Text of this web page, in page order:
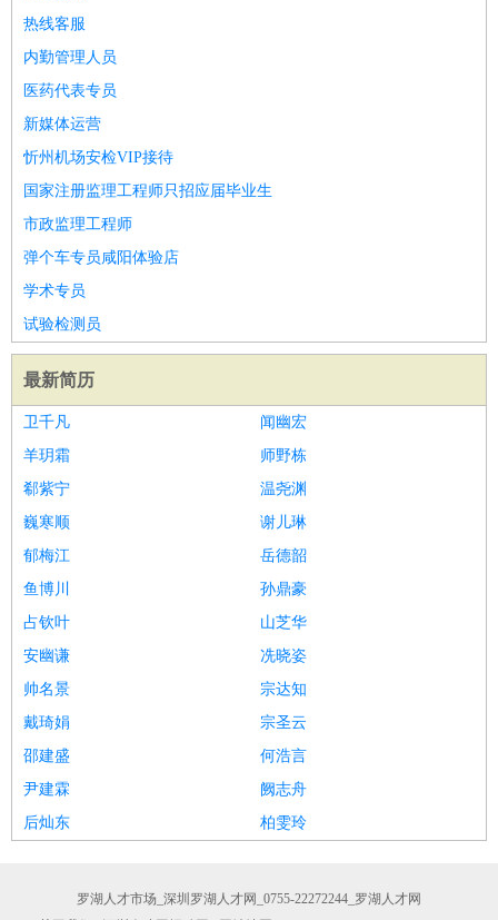
热线客服
内勤管理人员
医药代表专员
新媒体运营
忻州机场安检VIP接待
国家注册监理工程师只招应届毕业生
市政监理工程师
弹个车专员咸阳体验店
学术专员
试验检测员
最新简历
卫千凡
闻幽宏
羊玥霜
师野栋
郗紫宁
温尧渊
巍寒顺
谢儿琳
郁梅江
岳德韶
鱼博川
孙鼎豪
占钦叶
山芝华
安幽谦
冼晓姿
帅名景
宗达知
戴琦娟
宗圣云
邵建盛
何浩言
尹建霖
阙志舟
后灿东
柏雯玲
罗湖人才市场_深圳罗湖人才网_0755-22272244_罗湖人才网